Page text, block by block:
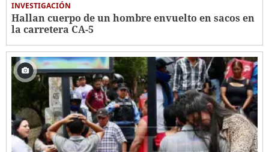
INVESTIGACIÓN
Hallan cuerpo de un hombre envuelto en sacos en
la carretera CA-5